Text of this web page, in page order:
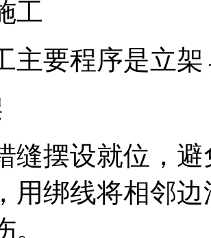
工
主要程序是立架
缝摆设就位，
用绑线将相邻